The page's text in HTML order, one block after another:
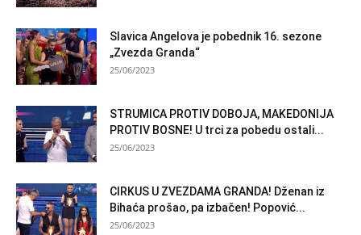
Slavica Angelova je pobednik 16. sezone
„Zvezda Granda“
25/06/2023
STRUMICA PROTIV DOBOJA, MAKEDONIJA
PROTIV BOSNE! U trci za pobedu ostali...
25/06/2023
CIRKUS U ZVEZDAMA GRANDA! Dženan iz
Bihaća prošao, pa izbačen! Popović...
25/06/2023